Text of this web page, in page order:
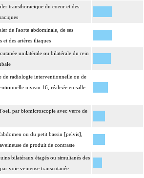
transthoracique du coeur et des
de l'aorte abdominale, de ses
et des artères iliaques
unilatérale ou bilatérale du rein
de radiologie interventionnelle ou de
niveau 16, réalisée en salle
par biomicroscopie avec verre de
ou du petit bassin [pelvis],
de produit de contraste
bilatéraux étagés ou simultanés des
voie veineuse transcutanée